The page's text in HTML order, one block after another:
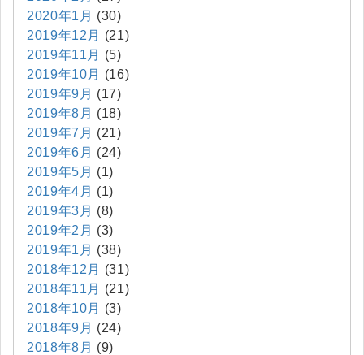
2020年1月 (30)
2019年12月
(21)
2019年11月
(5)
2019年10月
(16)
2019年9月 (17)
2019年8月 (18)
2019年7月 (21)
2019年6月 (24)
2019年5月 (1)
2019年4月 (1)
2019年3月 (8)
2019年2月 (3)
2019年1月 (38)
2018年12月
(31)
2018年11月
(21)
2018年10月
(3)
2018年9月 (24)
2018年8月 (9)